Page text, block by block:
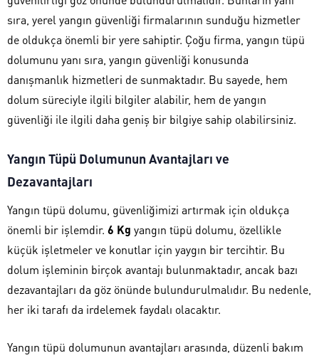
sıra, yerel yangın güvenliği firmalarının sunduğu hizmetler
de oldukça önemli bir yere sahiptir. Çoğu firma, yangın tüpü
dolumunu yanı sıra, yangın güvenliği konusunda
danışmanlık hizmetleri de sunmaktadır. Bu sayede, hem
dolum süreciyle ilgili bilgiler alabilir, hem de yangın
güvenliği ile ilgili daha geniş bir bilgiye sahip olabilirsiniz.
Yangın Tüpü Dolumunun Avantajları ve
Dezavantajları
Yangın tüpü dolumu, güvenliğimizi artırmak için oldukça
önemli bir işlemdir. 6 Kg yangın tüpü dolumu, özellikle
küçük işletmeler ve konutlar için yaygın bir tercihtir. Bu
dolum işleminin birçok avantajı bulunmaktadır, ancak bazı
dezavantajları da göz önünde bulundurulmalıdır. Bu nedenle,
her iki tarafı da irdelemek faydalı olacaktır.
Yangın tüpü dolumunun avantajları arasında, düzenli bakım